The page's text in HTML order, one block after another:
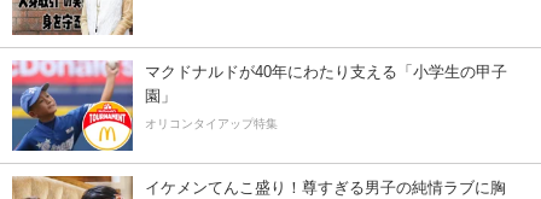
マクドナルドが40年にわたり支える「小学生の甲子
園」
オリコンタイアップ特集
イケメンてんこ盛り！尊すぎる男子の純情ラブに胸